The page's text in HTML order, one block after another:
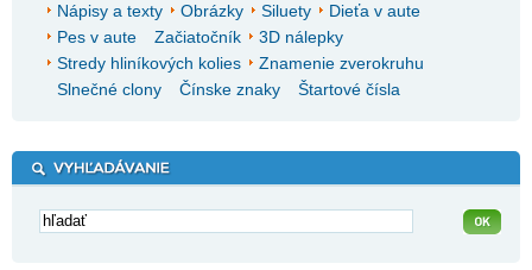
Nápisy a texty
Obrázky Siluety
Dieťa v aute
Pes v aute
Začiatočník
3D nálepky
Stredy hliníkových kolies
Znamenie zverokruhu
Slnečné clony
Čínske znaky Štartové čísla